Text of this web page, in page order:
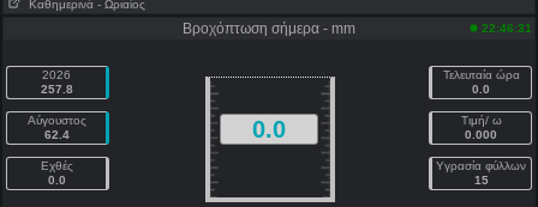
Καθημερινά - Ωριαίος
Βροχόπτωση σήμερα - mm 22:46:31
2026
257.8
Αύγουστος
62.4
Εχθές
0.0
0.0
Τελευταία ώρα
0.0
Τιμή/ ω
0.000
Υγρασία φύλλων
15